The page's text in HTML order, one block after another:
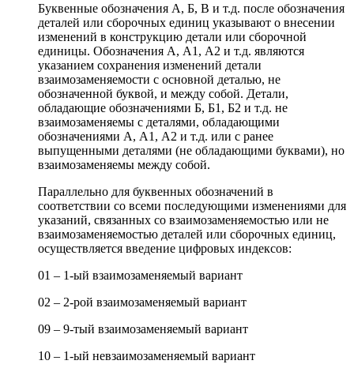
Буквенные обозначения А, Б, В и т.д. после обозначения
деталей или сборочных единиц указывают о внесении
изменений в конструкцию детали или сборочной
единицы. Обозначения А, А1, А2 и т.д. являются
указанием сохранения изменений детали
взаимозаменяемости с основной деталью, не
обозначенной буквой, и между собой. Детали,
обладающие обозначениями Б, Б1, Б2 и т.д. не
взаимозаменяемы с деталями, обладающими
обозначениями А, А1, А2 и т.д. или с ранее
выпущенными деталями (не обладающими буквами), но
взаимозаменяемы между собой.
Параллельно для буквенных обозначений в
соответствии со всеми последующими изменениями для
указаний, связанных со взаимозаменяемостью или не
взаимозаменяемостью деталей или сборочных единиц,
осуществляется введение цифровых индексов:
01 – 1-ый взаимозаменяемый вариант
02 – 2-рой взаимозаменяемый вариант
09 – 9-тый взаимозаменяемый вариант
10 – 1-ый невзаимозаменяемый вариант